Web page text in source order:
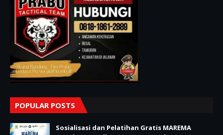
POPULAR POSTS
Sosialisasi dan Pelatihan Gratis MAREMA